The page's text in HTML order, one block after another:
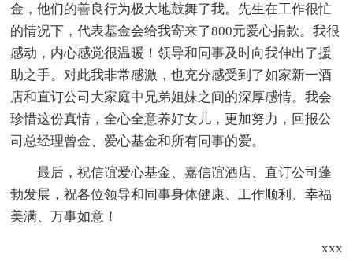
金，他们的善良行为极大地鼓舞了我。先生在工作很忙
的情况下，代表基金会给我寄来了800元爱心捐款。我很
感动，内心感觉很温暖！领导和同事及时向我伸出了援
助之手。对此我非常感激，也充分感受到了如家新一酒
店和直订公司大家庭中兄弟姐妹之间的深厚感情。我会
珍惜这份真情，全心全意养好女儿，更加努力，回报公
司总经理曾金、爱心基金和所有同事的爱。
最后，祝信谊爱心基金、嘉信谊酒店、直订公司蓬
勃发展，祝各位领导和同事身体健康、工作顺利、幸福
美满、万事如意！
xxx